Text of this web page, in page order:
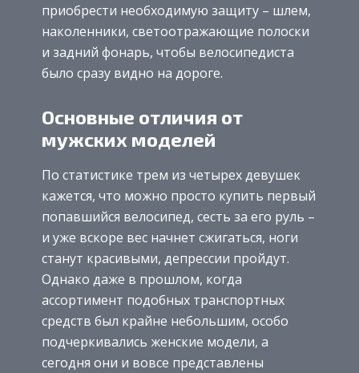
приобрести необходимую защиту – шлем,
наколенники, светоотражающие полоски
и задний фонарь, чтобы велосипедиста
было сразу видно на дороге.
Основные отличия от
мужских моделей
По статистике трем из четырех девушек
кажется, что можно просто купить первый
попавшийся велосипед, сесть за его руль –
и уже вскоре вес начнет сжигаться, ноги
станут красивыми, депрессии пройдут.
Однако даже в прошлом, когда
ассортимент подобных транспортных
средств был крайне небольшим, особо
подчеркивались женские модели, а
сегодня они и вовсе представлены